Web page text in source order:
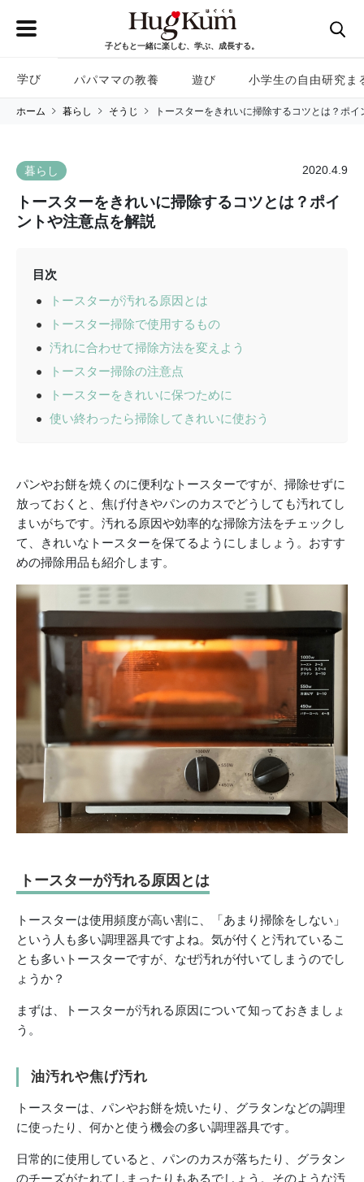
子どもと一緒に楽しむ、学ぶ、成長する。
学び パパママの教養 遊び 小学生の自由研究ま
ホーム 暮らし そうじ トースターをきれいに掃除するコツとは？ポ
暮らし 2020.4.9
トースターをきれいに掃除するコツとは？ポイ
ントや注意点を解説
目次
トースターが汚れる原因とは
トースター掃除で使用するもの
汚れに合わせて掃除方法を変えよう
トースター掃除の注意点
トースターをきれいに保つために
使い終わったら掃除してきれいに使おう
パンやお餅を焼くのに便利なトースターですが、掃除せずに
放っておくと、焦げ付きやパンのカスでどうしても汚れてし
まいがちです。汚れる原因や効率的な掃除方法をチェックし
て、きれいなトースターを保てるようにしましょう。おすす
めの掃除用品も紹介します。
トースターが汚れる原因とは
トースターは使用頻度が高い割に、「あまり掃除をしない」
という人も多い調理器具ですよね。気が付くと汚れているこ
とも多いトースターですが、なぜ汚れが付いてしまうのでし
ょうか？
まずは、トースターが汚れる原因について知っておきましょ
う。
油汚れや焦げ汚れ
トースターは、パンやお餅を焼いたり、グラタンなどの調理
に使ったり、何かと使う機会の多い調理器具です。
日常的に使用していると、パンのカスが落ちたり、グラタン
のチーズがたれてしまったりもあるでしょう。そのような汚